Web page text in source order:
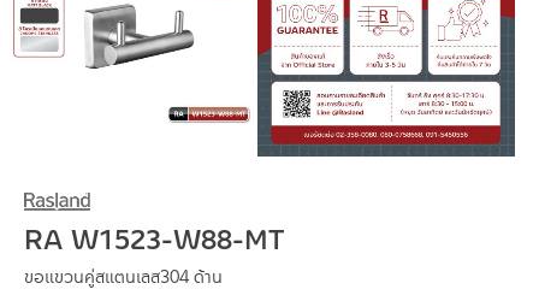
RA W1523-W88-MT
ขอแขวนคู่สแตนเลส304 ด้าน